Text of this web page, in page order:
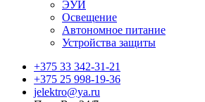
ЭУИ
Освещение
Автономное питание
Устройства защиты
+375 33 342-31-21
+375 25 998-19-36
jelektro@ya.ru